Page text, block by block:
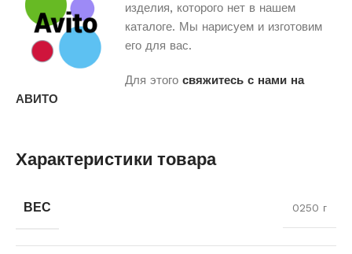
изделия, которого нет в нашем
каталоге. Мы нарисуем и изготовим
его для вас.
Для этого свяжитесь с нами на
АВИТО
Характеристики товара
ВЕС 0250 г